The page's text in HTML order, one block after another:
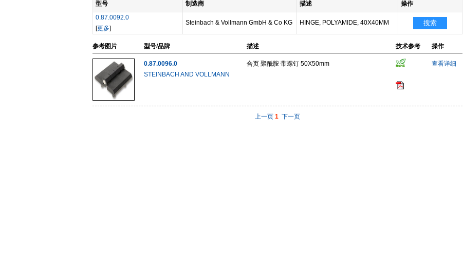
型号 制造商 描述
操作
0.87.0092.0
[更多]
Steinbach & Vollmann GmbH & Co KG HINGE, POLYAMIDE, 40X40MM 搜索
参考图片 型号/品牌 描述 技术参考 操作
0.87.0096.0
STEINBACH AND VOLLMANN
合页 聚酰胺 带螺钉 50X50mm 查看详细
上一页 1 下一页